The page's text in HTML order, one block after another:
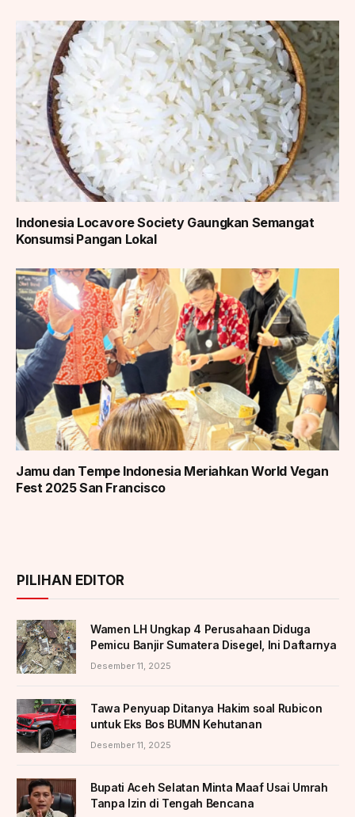
Indonesia Locavore Society Gaungkan Semangat
Konsumsi Pangan Lokal
Jamu dan Tempe Indonesia Meriahkan World Vegan
Fest 2025 San Francisco
PILIHAN EDITOR
Wamen LH Ungkap 4 Perusahaan Diduga
Pemicu Banjir Sumatera Disegel, Ini Daftarnya
Desember 11, 2025
Tawa Penyuap Ditanya Hakim soal Rubicon
untuk Eks Bos BUMN Kehutanan
Desember 11, 2025
Bupati Aceh Selatan Minta Maaf Usai Umrah
Tanpa Izin di Tengah Bencana